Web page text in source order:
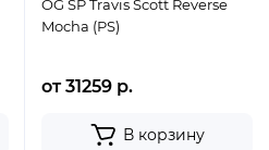
OG SP Travis Scott Reverse
Mocha (PS)
от 31259 р.
В корзину